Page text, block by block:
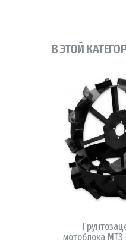
В ЭТОЙ
мотоблока МТЗ
В